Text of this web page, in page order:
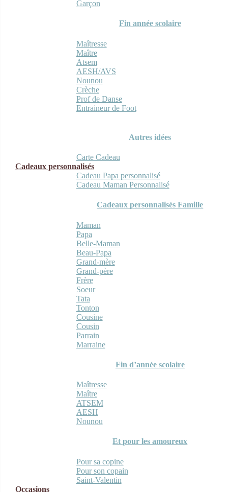
Garçon
Fin année scolaire
Maîtresse
Maître
Atsem
AESH/AVS
Nounou
Crèche
Prof de Danse
Entraineur de Foot
Autres idées
Carte Cadeau
Cadeaux personnalisés
Cadeau Papa personnalisé
Cadeau Maman Personnalisé
Cadeaux personnalisés Famille
Maman
Papa
Belle-Maman
Beau-Papa
Grand-mère
Grand-père
Frère
Soeur
Tata
Tonton
Cousine
Cousin
Parrain
Marraine
Fin d’année scolaire
Maîtresse
Maître
ATSEM
AESH
Nounou
Et pour les amoureux
Pour sa copine
Pour son copain
Saint-Valentin
Occasions